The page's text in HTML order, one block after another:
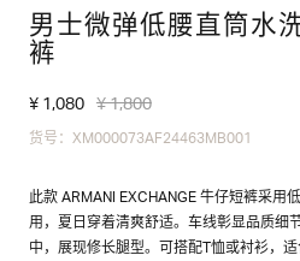
男士微弹低腰直筒水
裤
¥ 1,080 ¥ 1,800
货号：XM000073AF24463MB001
此款 ARMANI EXCHANGE 牛仔短裤采用
用，夏日穿着清爽舒适。车线彰显品质细
中，展现修长腿型。可搭配T恤或衬衫，